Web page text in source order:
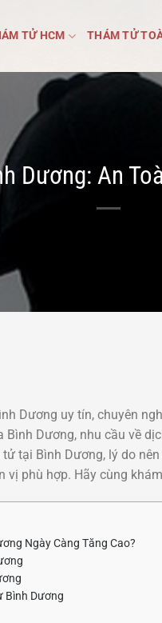
TỬ HCM THÁM TỬ
Dương: An
Dương uy tín, chuyên
Dương, nhu cầu về
tại Bình Dương, lý do
vị phù hợp. Hãy cùng
Ngày Càng Tăng Cao?
Bình Dương